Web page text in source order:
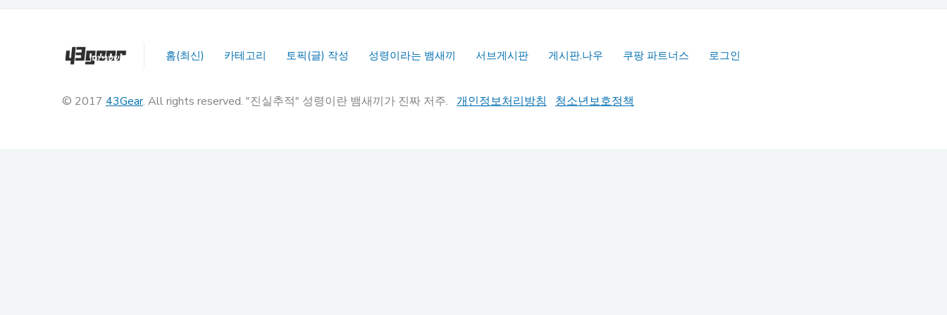
홈(최신) 카테고리 토픽(글) 작성 성령이라는 뱀새끼 서브게시판 게시판.나우 쿠팡 파트너스 로그인
© 2017 43Gear. All rights reserved. "진실추적" 성령이란 뱀새끼가 진짜 저주. 개인정보처리방침 청소년보호정책